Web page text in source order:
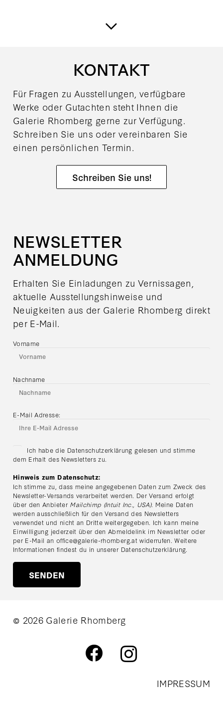
KONTAKT
Für Fragen zu Ausstellungen, verfügbare
Werke oder Gutachten steht Ihnen die
Galerie Rhomberg gerne zur Verfügung.
Schreiben Sie uns oder vereinbaren Sie
einen persönlichen Termin.
Schreiben Sie uns!
NEWSLETTER
ANMELDUNG
Erhalten Sie Einladungen zu Vernissagen,
aktuelle Ausstellungshinweise und
Neuigkeiten aus der Galerie Rhomberg direkt
per E-Mail.
Vorname
Nachname
E-Mail Adresse:
Ich habe die Datenschutzerklärung gelesen und stimme
dem Erhalt des Newsletters zu.
Hinweis zum Datenschutz:
Ich stimme zu, dass meine angegebenen Daten zum Zweck des
Newsletter-Versands verarbeitet werden. Der Versand erfolgt
über den Anbieter Mailchimp (Intuit Inc., USA). Meine Daten
werden ausschließlich für den Versand des Newsletters
verwendet und nicht an Dritte weitergegeben. Ich kann meine
Einwilligung jederzeit über den Abmeldelink im Newsletter oder
per E-Mail an office@galerie-rhomberg.atwiderrufen. Weitere
Informationen findest du in unserer Datenschutzerklärung.
© 2026 Galerie Rhomberg
IMPRESSUM